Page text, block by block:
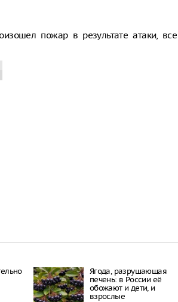
пожар в результате атаки, все
Ягода, разрушающая
печень: в России её
обожают и дети, и
взрослые